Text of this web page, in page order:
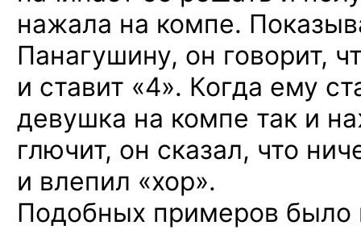
нажала на компе.
Панагушину, он говорит,
и ставит «4». Когда ему
девушка на компе так и
глючит, он сказал, что
и влепил «хор».
Подобных примеров было